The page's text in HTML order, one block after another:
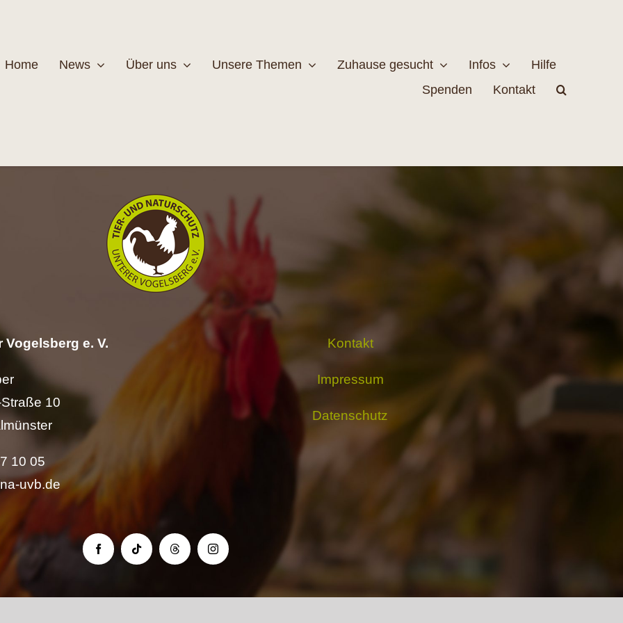
Home News Über uns Unsere Themen
MEHR
Naturschutz
Zuhause gesucht Infos
Hilfe
Spenden
Kontakt
e. V.
10
10 05
uvb.de
Kontakt
Impressum
Datenschutz